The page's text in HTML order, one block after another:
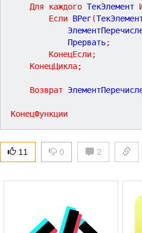
Для
каждого ТекЭлемент
Если ВРег (
			Прервать
;
КонецЕсли;
КонецЦикла;
Возврат
КонецФункции
11 0 2